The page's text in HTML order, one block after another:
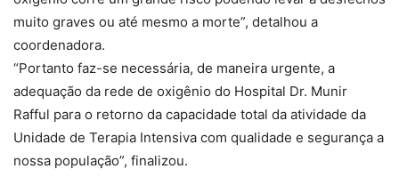
muito graves ou até mesmo a morte”, detalhou a
coordenadora.
“Portanto faz-se necessária, de maneira urgente, a
adequação da rede de oxigênio do Hospital Dr. Munir
Rafful para o retorno da capacidade total da atividade da
Unidade de Terapia Intensiva com qualidade e segurança a
nossa população”, finalizou.